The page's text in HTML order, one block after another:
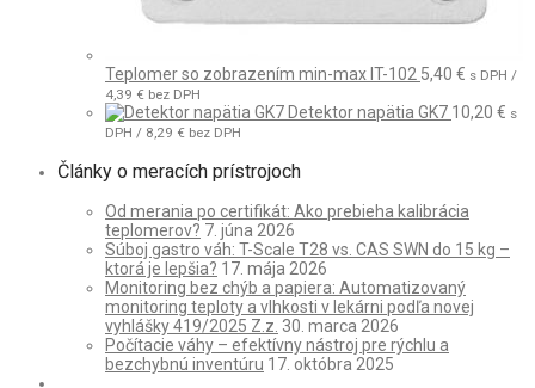
Teplomer so zobrazením min-max IT-102 5,40 € s DPH /
4,39 € bez DPH
Detektor napätia GK7 10,20 € s
DPH / 8,29 € bez DPH
Články o meracích prístrojoch
Od merania po certifikát: Ako prebieha kalibrácia
teplomerov? 7. júna 2026
Súboj gastro váh: T-Scale T28 vs. CAS SWN do 15 kg –
ktorá je lepšia? 17. mája 2026
Monitoring bez chýb a papiera: Automatizovaný
monitoring teploty a vlhkosti v lekárni podľa novej
vyhlášky 419/2025 Z.z. 30. marca 2026
Počítacie váhy – efektívny nástroj pre rýchlu a
bezchybnú inventúru 17. októbra 2025